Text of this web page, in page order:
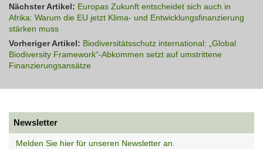
Nächster Artikel: Europas Zukunft entscheidet sich auch in
Afrika: Warum die EU jetzt Klima- und Entwicklungsfinanzierung
stärken muss
Vorheriger Artikel: Biodiversitätsschutz international: „Global
Biodiversity Framework“-Abkommen setzt auf umstrittene
Finanzierungsansätze
Newsletter
Melden Sie hier für unseren Newsletter an.